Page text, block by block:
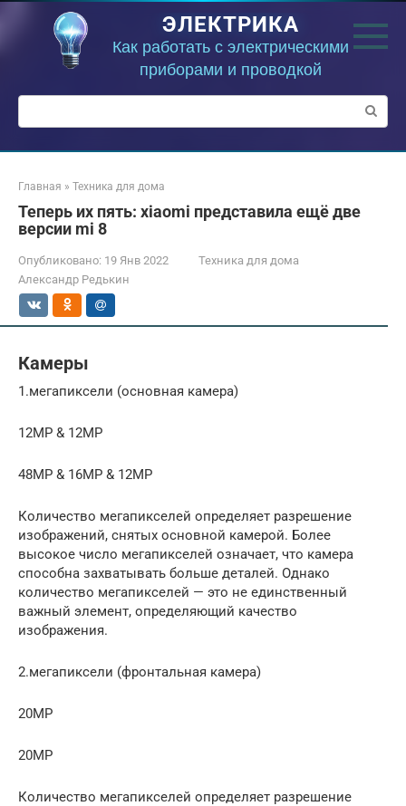
ЭЛЕКТРИКА
Как работать с электрическими
приборами и проводкой
Поиск:
Главная » Техника для дома
Теперь их пять: xiaomi представила ещё две
версии mi 8
Опубликовано: 19 Янв 2022
Техника для дома
Александр Редькин
Камеры
1.мегапиксели (основная камера)
12MP & 12MP
48MP & 16MP & 12MP
Количество мегапикселей определяет разрешение
изображений, снятых основной камерой. Более
высокое число мегапикселей означает, что камера
способна захватывать больше деталей. Однако
количество мегапикселей — это не единственный
важный элемент, определяющий качество
изображения.
2.мегапиксели (фронтальная камера)
20MP
20MP
Количество мегапикселей определяет разрешение